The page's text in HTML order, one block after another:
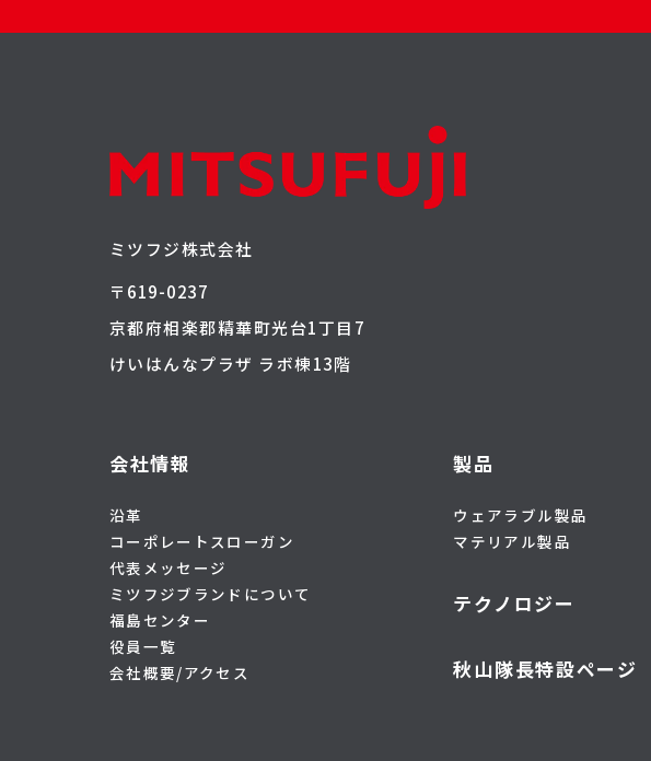
ミツフジ株式会社
〒619-0237
京都府相楽郡精華町光台1丁目7
けいはんなプラザ ラボ棟13階
会社情報
沿革
コーポレートスローガン
代表メッセージ
ミツフジブランドについて
福島センター
役員一覧
会社概要/アクセス
製品
ウェアラブル製品
マテリアル製品
テクノロジー
秋山隊長特設ページ